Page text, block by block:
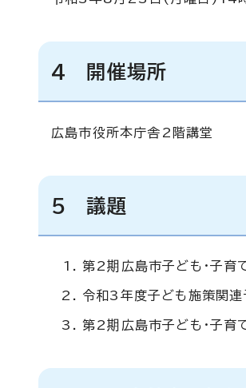
4 開催場所
広島市役所本庁舎2階講堂
5 議題
第2期広島市子ども・子育
令和3年度子ども施策関連
第2期広島市子ども・子育